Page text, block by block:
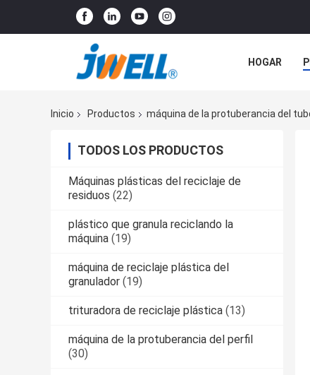
HOGAR
Inicio
Productos máquina de la protuberancia del
TODOS LOS PRODUCTOS
Máquinas plásticas del reciclaje de
residuos (22)
plástico que granula reciclando la
máquina (19)
máquina de reciclaje plástica del
granulador (19)
trituradora de reciclaje plástica (13)
máquina de la protuberancia del perfil
(30)